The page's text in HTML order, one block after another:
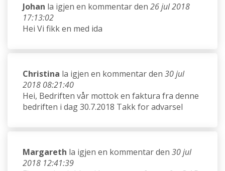
Johan la igjen en kommentar den 26 jul 2018
17:13:02
Hei Vi fikk en med ida
Christina la igjen en kommentar den 30 jul
2018 08:21:40
Hei, Bedriften vår mottok en faktura fra denne
bedriften i dag 30.7.2018 Takk for advarsel
Margareth la igjen en kommentar den 30 jul
2018 12:41:39